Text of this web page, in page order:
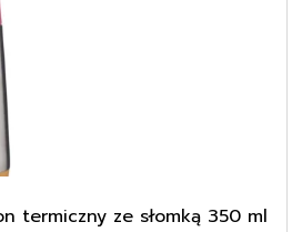
termiczny ze słomką 350 ml